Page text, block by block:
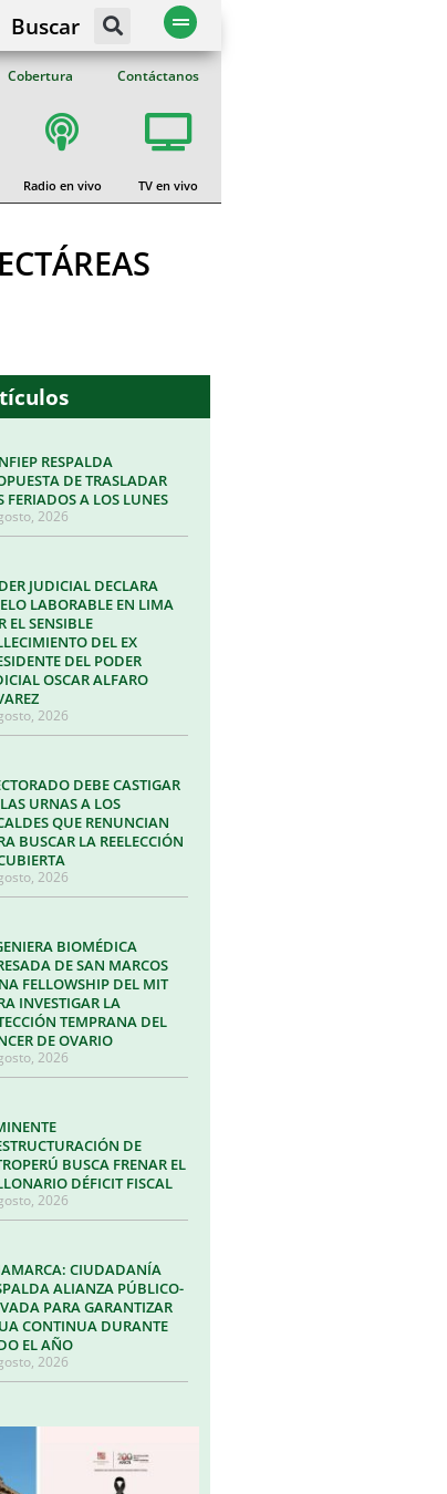
Buscar
Cobertura Contáctanos
Radio en vivo TV en vivo
RESPALDA
DE TRASLADAR
FERIADOS A LOS LUNES
2026
JUDICIAL DECLARA
LABORABLE EN LIMA
EL SENSIBLE
DEL EX
DEL PODER
OSCAR ALFARO
2026
DEBE CASTIGAR
URNAS A LOS
QUE RENUNCIAN
BUSCAR LA REELECCIÓN
2026
BIOMÉDICA
DE SAN MARCOS
FELLOWSHIP DEL MIT
INVESTIGAR LA
TEMPRANA DEL
DE OVARIO
2026
DE
BUSCA FRENAR EL
DÉFICIT FISCAL
2026
CIUDADANÍA
ALIANZA PÚBLICO-
PARA GARANTIZAR
CONTINUA DURANTE
EL AÑO
2026